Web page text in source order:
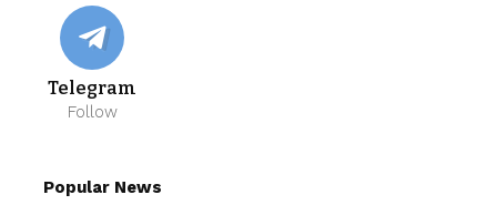
Telegram
Follow
Popular News